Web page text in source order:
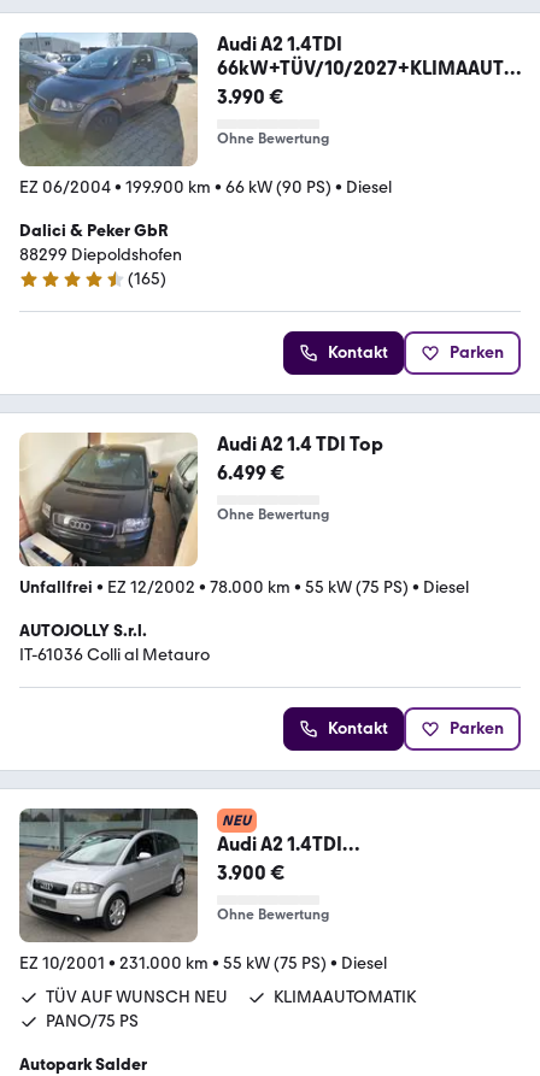
Audi A2 1.4TDI
66kW+TÜV/10/2027+KLIMAAUTO
MATIK
3.990 €
Ohne Bewertung
EZ 06/2004• 199.900 km • 66 kW (90 PS) • Diesel
Dalici & Peker GbR
88299 Diepoldshofen
4.4 Sterne
(165)
Kontakt Parken
Audi A2 1.4 TDI Top
6.499 €
Ohne Bewertung
Unfallfrei • EZ 12/2002 • 78.000 km • 55 kW (75 PS) • Diesel
AUTOJOLLY S.r.l.
IT-61036 Colli al Metauro
Kontakt Parken
NEU
Audi A2 1.4TDI
KLIMA/PANO/3HAND/PDC
3.900 €
Ohne Bewertung
EZ 10/2001 • 231.000 km • 55 kW (75 PS) • Diesel
TÜV AUF WUNSCH NEU
KLIMAAUTOMATIK
PANO/75 PS
Autopark Salder